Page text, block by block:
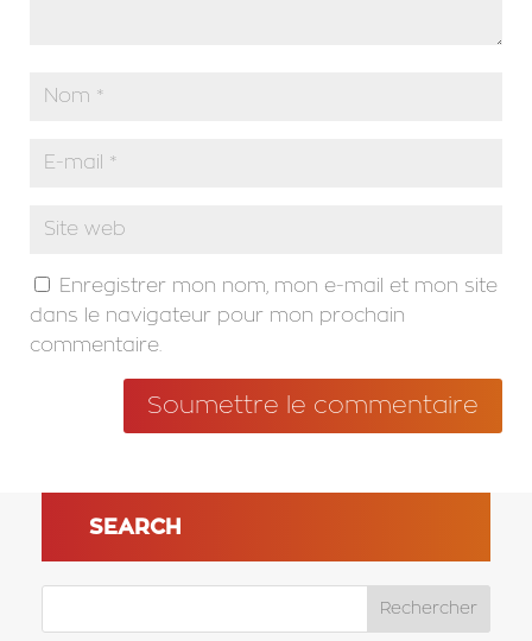
Enregistrer mon nom, mon e-mail et mon site
dans le navigateur pour mon prochain
commentaire.
Soumettre le commentaire
SEARCH